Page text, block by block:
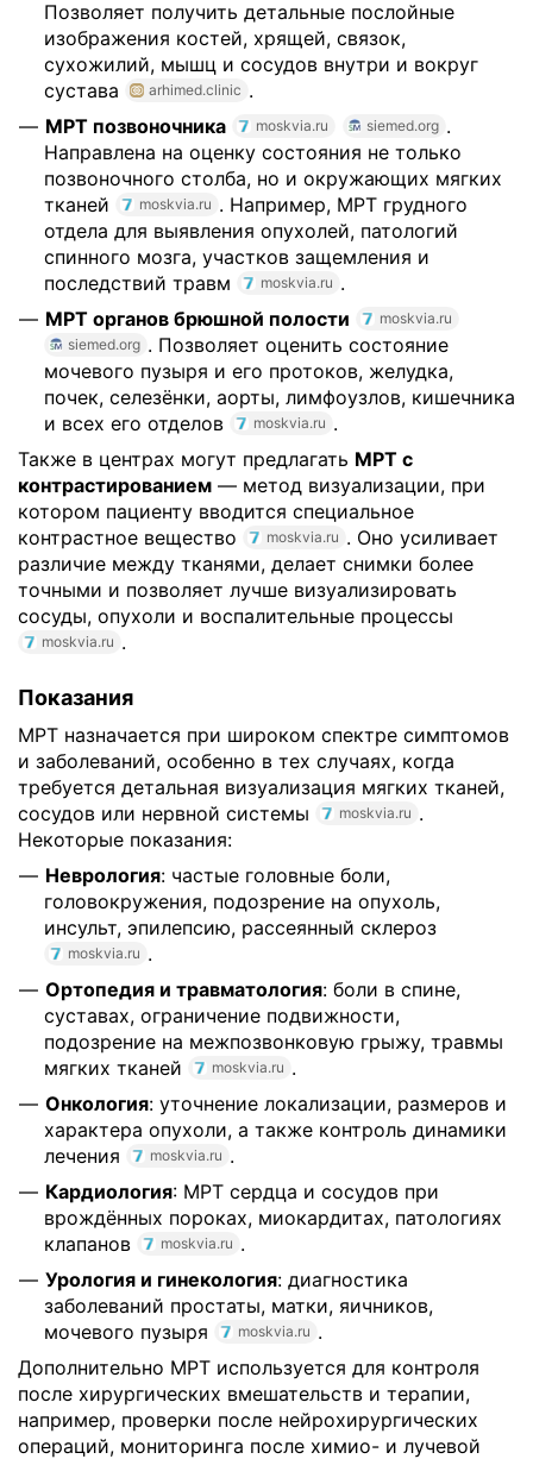
Позволяет получить детальные послойные
изображения костей, хрящей, связок,
сухожилий, мышц и сосудов внутри и вокруг
сустава
arhimed.clinic .
МРТ позвоночника
moskvia.ru siemed.org .
Направлена на оценку состояния не только
позвоночного столба, но и окружающих мягких
тканей
moskvia.ru . Например, МРТ грудного
отдела для выявления опухолей, патологий
спинного мозга, участков защемления и
последствий травм
moskvia.ru .
МРТ органов брюшной полости
moskvia.ru
siemed.org . Позволяет оценить состояние
мочевого пузыря и его протоков, желудка,
почек, селезёнки, аорты, лимфоузлов, кишечника
и всех его отделов
moskvia.ru .
Также в центрах могут предлагать МРТ с
контрастированием — метод визуализации, при
котором пациенту вводится специальное
контрастное вещество
moskvia.ru . Оно усиливает
различие между тканями, делает снимки более
точными и позволяет лучше визуализировать
сосуды, опухоли и воспалительные процессы
moskvia.ru .
Показания
МРТ назначается при широком спектре симптомов
и заболеваний, особенно в тех случаях, когда
требуется детальная визуализация мягких тканей,
сосудов или нервной системы
moskvia.ru .
Некоторые показания:
Неврология: частые головные боли,
головокружения, подозрение на опухоль,
инсульт, эпилепсию, рассеянный склероз
moskvia.ru .
Ортопедия и травматология: боли в спине,
суставах, ограничение подвижности,
подозрение на межпозвонковую грыжу, травмы
мягких тканей
moskvia.ru .
Онкология: уточнение локализации, размеров и
характера опухоли, а также контроль динамики
лечения
moskvia.ru .
Кардиология: МРТ сердца и сосудов при
врождённых пороках, миокардитах, патологиях
клапанов
moskvia.ru .
Урология и гинекология: диагностика
заболеваний простаты, матки, яичников,
мочевого пузыря
moskvia.ru .
Дополнительно МРТ используется для контроля
после хирургических вмешательств и терапии,
например, проверки после нейрохирургических
операций, мониторинга после химио- и лучевой